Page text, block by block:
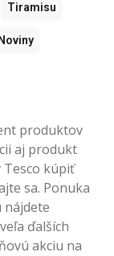
Tiramisu
Noviny
produktov
aj produkt
Tesco kúpiť
sa. Ponuka
nájdete
ďalších
akciu na